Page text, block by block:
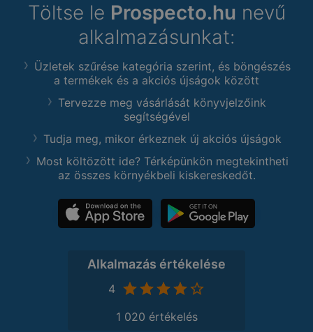
Töltse le Prospecto.hu nevű
alkalmazásunkat:
Üzletek szűrése kategória szerint, és böngészés
a termékek és a akciós újságok között
Tervezze meg vásárlását könyvjelzőink
segítségével
Tudja meg, mikor érkeznek új akciós újságok
Most költözött ide? Térképünkön megtekintheti
az összes környékbeli kiskereskedőt.
Alkalmazás értékelése
4
1 020 értékelés